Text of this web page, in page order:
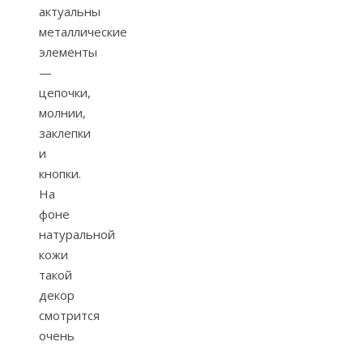
актуальны
металлические
элементы
—
цепочки,
молнии,
заклепки
и
кнопки.
На
фоне
натуральной
кожи
такой
декор
смотрится
очень